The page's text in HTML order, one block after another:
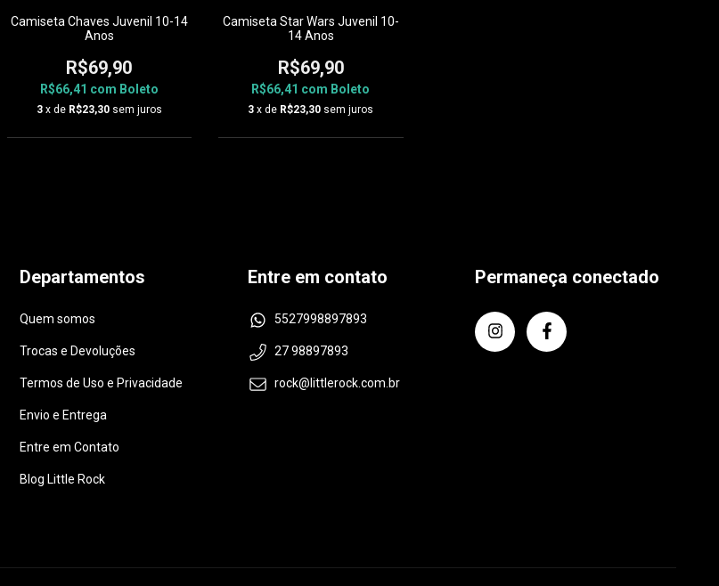
Camiseta Chaves Juvenil 10-14
Anos
R$69,90
R$66,41 com Boleto
3 x de R$23,30 sem juros
Camiseta Star Wars Juvenil 10-
14 Anos
R$69,90
R$66,41 com Boleto
3 x de R$23,30 sem juros
Departamentos
Quem somos
Trocas e Devoluções
Termos de Uso e Privacidade
Envio e Entrega
Entre em Contato
Blog Little Rock
Entre em contato
5527998897893
27 98897893
rock@littlerock.com.br
Permaneça conectado